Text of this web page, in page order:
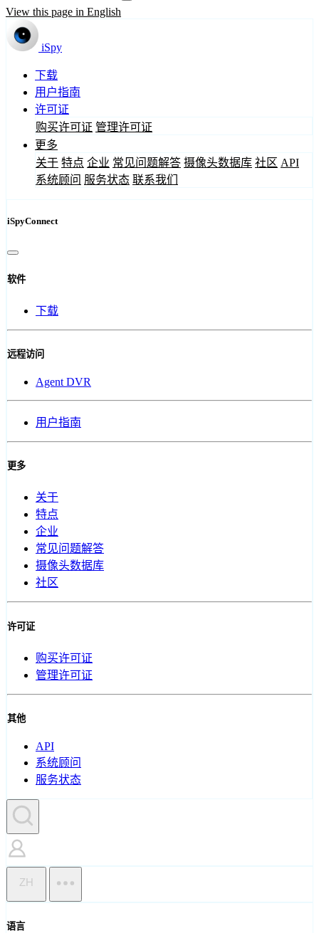
View this page in English
iSpy
下载
用户指南
许可证
购买许可证 管理许可证
更多
关于 特点 企业 常见问题解答 摄像头数据库 社区 API
系统顾问 服务状态 联系我们
iSpyConnect
软件
下载
远程访问
Agent DVR
用户指南
更多
关于
特点
企业
常见问题解答
摄像头数据库
社区
许可证
购买许可证
管理许可证
其他
API
系统顾问
服务状态
ZH
语言